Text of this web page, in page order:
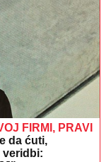
bavi
Angelina radi na
se javno: